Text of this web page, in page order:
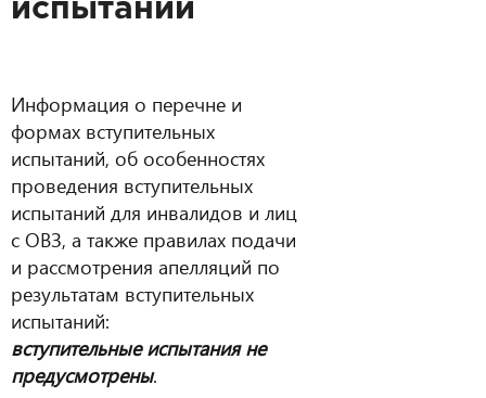
испытаний
Информация о перечне и
формах вступительных
испытаний, об особенностях
проведения вступительных
испытаний для инвалидов и лиц
с ОВЗ, а также правилах подачи
и рассмотрения апелляций по
результатам вступительных
испытаний:
вступительные испытания не
предусмотрены.